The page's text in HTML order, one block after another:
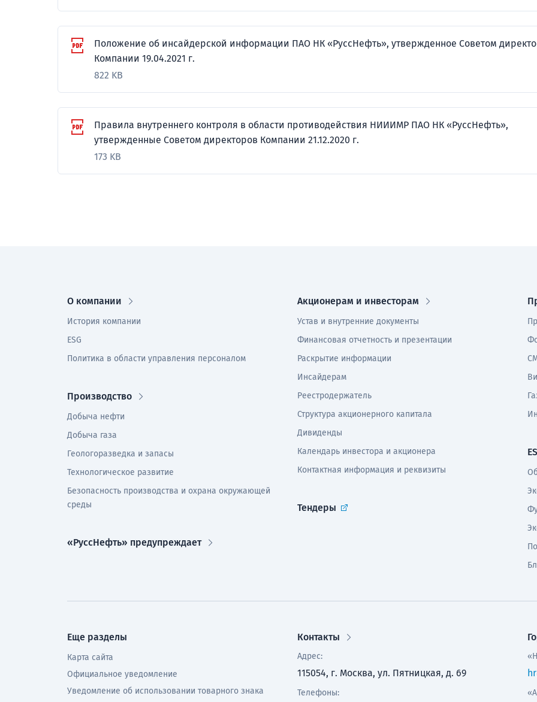
Положение об инсайдерской информации ПАО НК «РуссНефть», утвержденное Советом
Компании 19.04.2021 г.
822 KB
Правила внутреннего контроля в области противодействия НИИИМР ПАО НК «РуссНефть»,
утвержденные Советом директоров Компании 21.12.2020 г.
173 KB
О компании
История компании
ESG
Политика в области управления персоналом
Производство
Добыча нефти
Добыча газа
Геологоразведка и запасы
Технологическое развитие
Безопасность производства и охрана окружающей
среды
«РуссНефть» предупреждает
Акционерам и инвесторам
Устав и внутренние документы
Финансовая отчетность и презентации
Раскрытие информации
Инсайдерам
Реестродержатель
Структура акционерного капитала
Дивиденды
Календарь инвестора и акционера
Контактная информация и реквизиты
Тендеры
Контакты
Адрес:
115054, г. Москва, ул. Пятницкая, д. 69
Телефоны:
Еще разделы
Карта сайта
Официальное уведомление
Уведомление об использовании товарного знака